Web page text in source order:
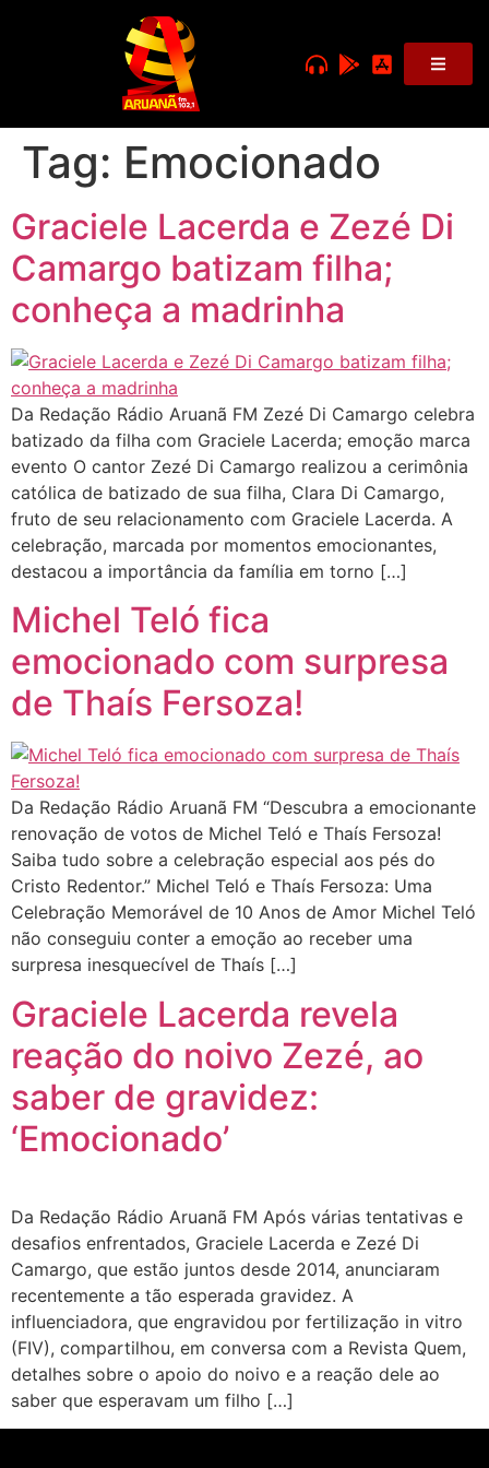
Tag: Emocionado
Graciele Lacerda e Zezé Di
Camargo batizam filha;
conheça a madrinha
Da Redação Rádio Aruanã FM Zezé Di Camargo celebra
batizado da filha com Graciele Lacerda; emoção marca
evento O cantor Zezé Di Camargo realizou a cerimônia
católica de batizado de sua filha, Clara Di Camargo,
fruto de seu relacionamento com Graciele Lacerda. A
celebração, marcada por momentos emocionantes,
destacou a importância da família em torno […]
Michel Teló fica
emocionado com surpresa
de Thaís Fersoza!
Da Redação Rádio Aruanã FM “Descubra a emocionante
renovação de votos de Michel Teló e Thaís Fersoza!
Saiba tudo sobre a celebração especial aos pés do
Cristo Redentor.” Michel Teló e Thaís Fersoza: Uma
Celebração Memorável de 10 Anos de Amor Michel Teló
não conseguiu conter a emoção ao receber uma
surpresa inesquecível de Thaís […]
Graciele Lacerda revela
reação do noivo Zezé, ao
saber de gravidez:
‘Emocionado’
Da Redação Rádio Aruanã FM Após várias tentativas e
desafios enfrentados, Graciele Lacerda e Zezé Di
Camargo, que estão juntos desde 2014, anunciaram
recentemente a tão esperada gravidez. A
influenciadora, que engravidou por fertilização in vitro
(FIV), compartilhou, em conversa com a Revista Quem,
detalhes sobre o apoio do noivo e a reação dele ao
saber que esperavam um filho […]